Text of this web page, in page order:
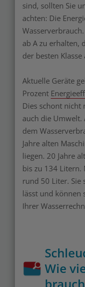
sind, sollten Sie
achten: Die
ab A zu erhalten,
der besten Klasse
Aktuelle Geräte
Prozent
Dies schont nicht
auch die Umwelt.
dem
Jahre alten
liegen. 20 Jahre
bis zu 134 Litern.
rund 50 Liter. Sie
lässt und können
Ihrer
Wie